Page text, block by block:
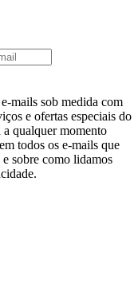
mails sob medida com
e ofertas especiais do
a qualquer momento
todos os e-mails que
sobre como lidamos